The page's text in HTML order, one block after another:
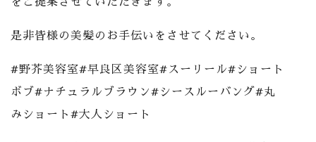
是非皆様の美髪のお手伝いをさせてください。
#野芥美容室#早良区美容室#スーリール#ショート
ボブ#ナチュラルブラウン#シースルーバング#丸
みショート#大人ショート